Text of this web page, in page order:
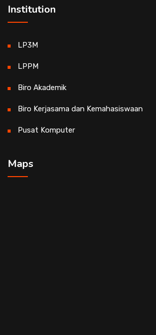
Institution
LP3M
LPPM
Biro Akademik
Biro Kerjasama dan Kemahasiswaan
Pusat Komputer
Maps